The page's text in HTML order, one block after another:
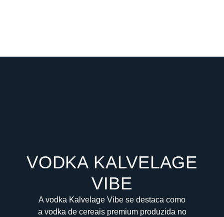
VODKA KALVELAGE
VIBE
A vodka Kalvelage Vibe se destaca como
a vodka de cereais premium produzida no